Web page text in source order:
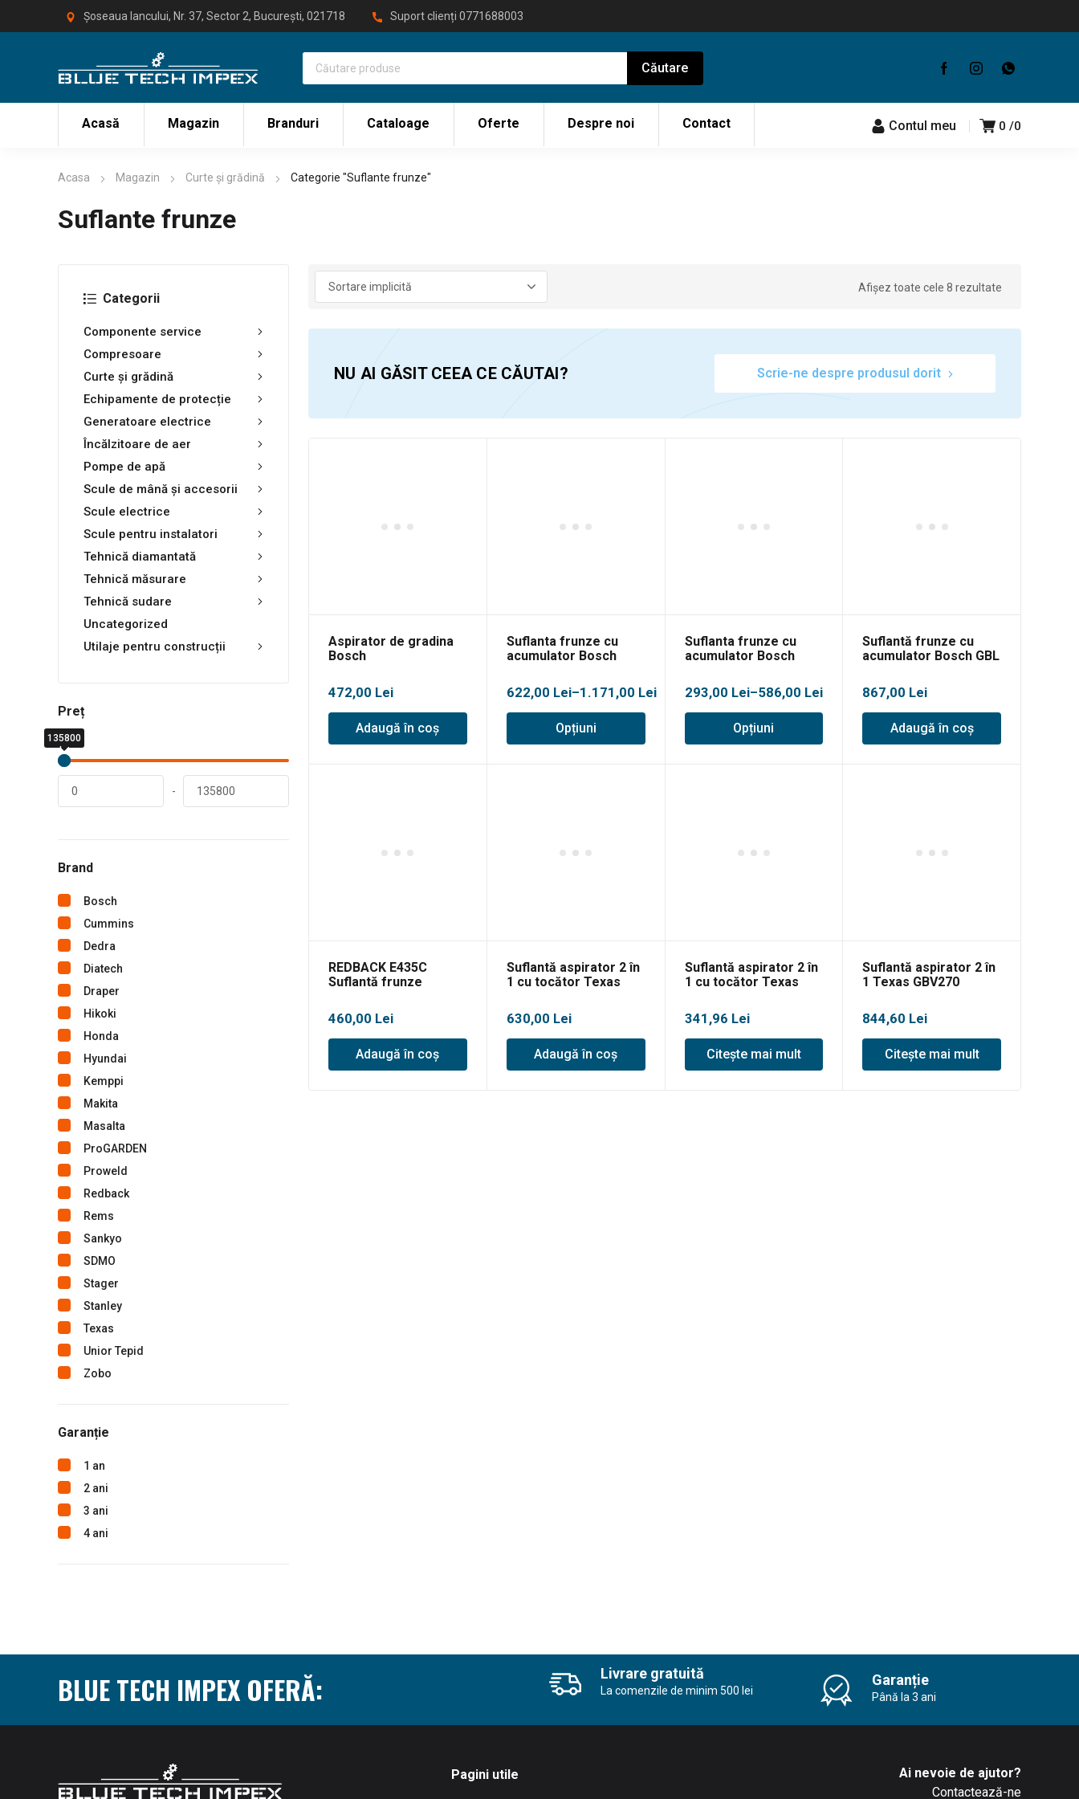
Șoseaua Iancului, Nr. 37, Sector 2, București, 021718 Suport clienți 0771688003
Acasă Magazin Branduri Cataloage Oferte Despre noi Contact 0 0
Contul meu
Acasa Magazin Curte și grădină Categorie "Suflante frunze"
Suflante frunze
Categorii
Componente service
Compresoare
Curte și grădină
Echipamente de protecție
Generatoare electrice
Încălzitoare de aer
Pompe de apă
Scule de mână și accesorii
Scule electrice
Scule pentru instalatori
Tehnică diamantată
Tehnică măsurare
Tehnică sudare
Uncategorized
Utilaje pentru construcții
Preț
0
lei
135800
lei
-
Brand
Bosch
Cummins
Dedra
Diatech
Draper
Hikoki
Honda
Hyundai
Kemppi
Makita
Masalta
ProGARDEN
Proweld
Redback
Rems
Sankyo
SDMO
Stager
Stanley
Texas
Unior Tepid
Zobo
Garanție
1 an
2 ani
3 ani
4 ani
Afișez toate cele 8 rezultate
NU AI GĂSIT CEEA CE CĂUTAI? Scrie-ne despre produsul dorit
Aspirator de gradina
Bosch
2300
472,00 Lei
Adaugă în coș
Suflanta frunze cu
acumulator Bosch
622,00 Lei–1.171,00 Lei
Interval
de
Opțiuni
Suflanta frunze cu
acumulator Bosch
18V-130
293,00 Lei–586,00 Lei
Interval
de
Opțiuni
Suflantă frunze cu
acumulator Bosch GBL
867,00 Lei
Adaugă în coș
REDBACK E435C
Suflantă frunze
mc/min, 54m/s, solo
460,00 Lei
Adaugă în coș
Suflantă aspirator 2 în
1 cu tocător Texas
630,00 Lei
Adaugă în coș
Suflantă aspirator 2 în
1 cu tocător Texas
341,96 Lei
Citește mai mult
Suflantă aspirator 2 în
1 Texas GBV270
844,60 Lei
Citește mai mult
BLUE TECH IMPEX OFERĂ: Livrare gratuită
La comenzile de minim 500 lei
Garanție
Până la 3 ani
Pagini utile
Ai nevoie de ajutor?
Contactează-ne